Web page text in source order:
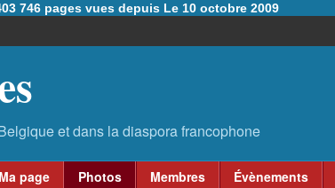
746 pages vues depuis Le 10 octobre 2009
Ma page Photos Membres Évènements